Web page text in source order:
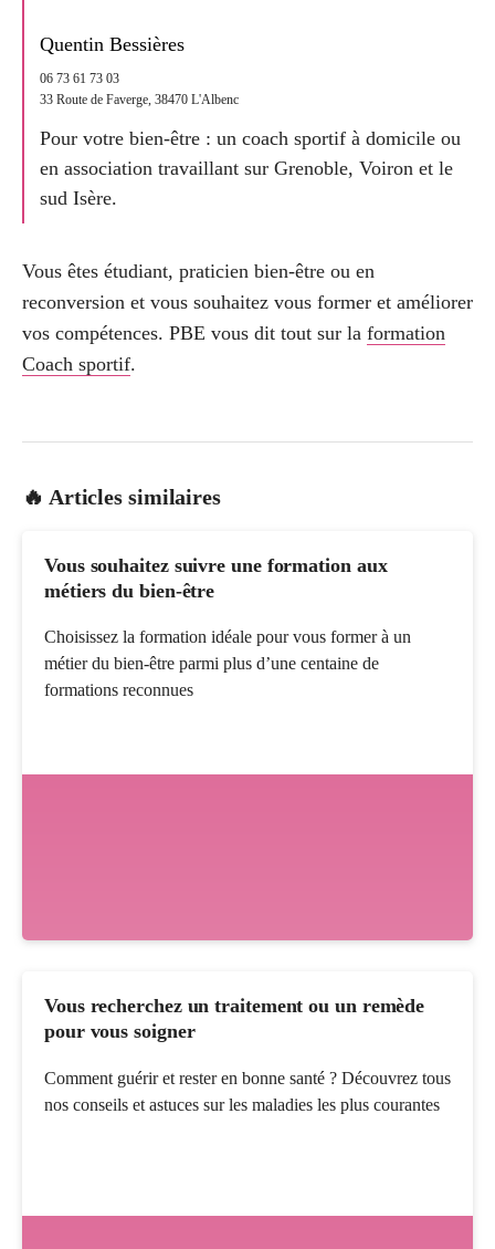
Quentin Bessières
06 73 61 73 03
33 Route de Faverge, 38470 L'Albenc
Pour votre bien-être : un coach sportif à domicile ou
en association travaillant sur Grenoble, Voiron et le
sud Isère.
Vous êtes étudiant, praticien bien-être ou en
reconversion et vous souhaitez vous former et améliorer
vos compétences. PBE vous dit tout sur la formation
Coach sportif.
🔥 Articles similaires
Vous souhaitez suivre une formation aux
métiers du bien-être
Choisissez la formation idéale pour vous former à un
métier du bien-être parmi plus d’une centaine de
formations reconnues
Vous recherchez un traitement ou un remède
pour vous soigner
Comment guérir et rester en bonne santé ? Découvrez tous
nos conseils et astuces sur les maladies les plus courantes